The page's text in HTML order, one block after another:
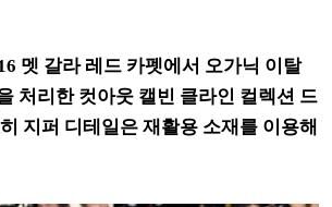
멧 갈라 레드 카펫에서 오가닉 이탈
처리한 컷아웃 캘빈 클라인 컬렉션 드
지퍼 디테일은 재활용 소재를 이용해